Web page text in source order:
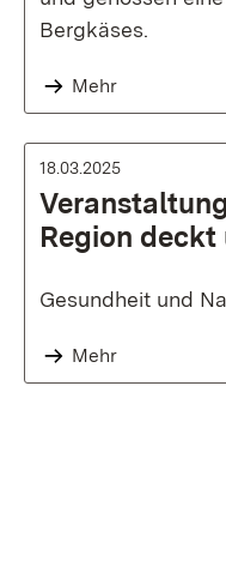
Bergkäses.
Mehr
18.03.2025
Region deckt
Gesundheit und
Mehr